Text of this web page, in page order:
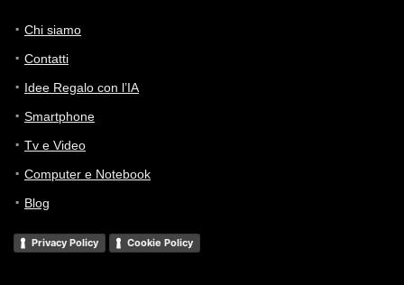
Chi siamo
Contatti
Idee Regalo con l’IA
Smartphone
Tv e Video
Computer e Notebook
Blog
Privacy Policy Cookie Policy